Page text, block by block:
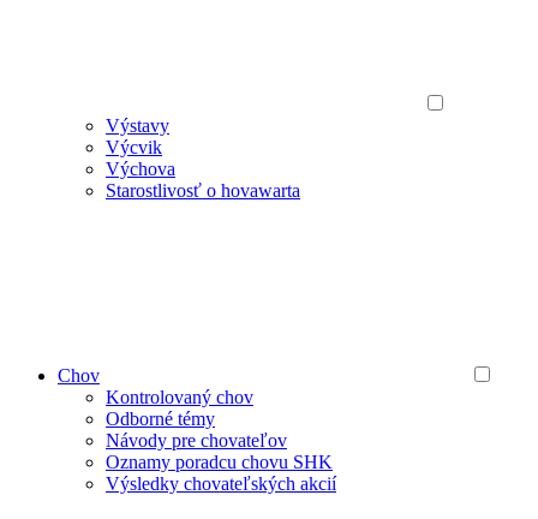
Výstavy
Výcvik
Výchova
Starostlivosť o hovawarta
Chov
Kontrolovaný chov
Odborné témy
Návody pre chovateľov
Oznamy poradcu chovu SHK
Výsledky chovateľských akcií